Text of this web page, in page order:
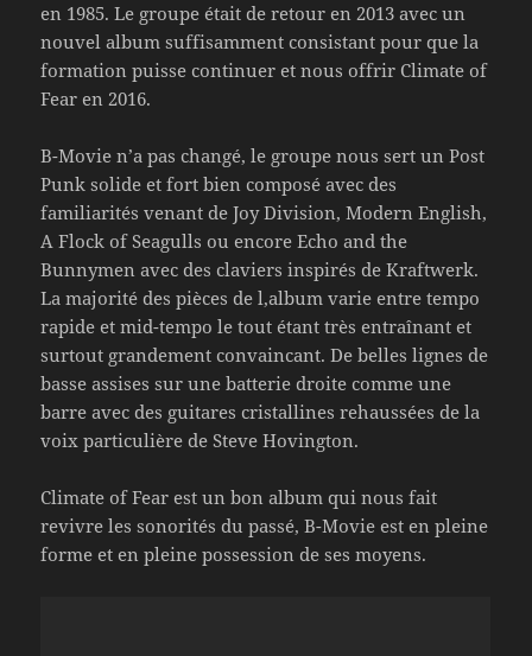
en 1985. Le groupe était de retour en 2013 avec un
nouvel album suffisamment consistant pour que la
formation puisse continuer et nous offrir Climate of
Fear en 2016.
B-Movie n’a pas changé, le groupe nous sert un Post
Punk solide et fort bien composé avec des
familiarités venant de Joy Division, Modern English,
A Flock of Seagulls ou encore Echo and the
Bunnymen avec des claviers inspirés de Kraftwerk.
La majorité des pièces de l,album varie entre tempo
rapide et mid-tempo le tout étant très entraînant et
surtout grandement convaincant. De belles lignes de
basse assises sur une batterie droite comme une
barre avec des guitares cristallines rehaussées de la
voix particulière de Steve Hovington.
Climate of Fear est un bon album qui nous fait
revivre les sonorités du passé, B-Movie est en pleine
forme et en pleine possession de ses moyens.